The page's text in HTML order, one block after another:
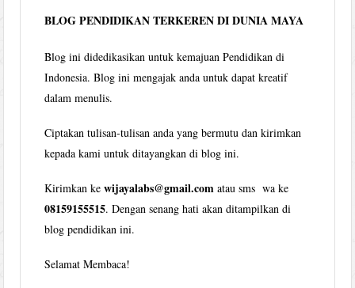
BLOG PENDIDIKAN TERKEREN DI DUNIA MAYA
Blog ini didedikasikan untuk kemajuan Pendidikan di
Indonesia. Blog ini mengajak anda untuk dapat kreatif
dalam menulis.
Ciptakan tulisan-tulisan anda yang bermutu dan kirimkan
kepada kami untuk ditayangkan di blog ini.
Kirimkan kewijayalabs@gmail.com atau sms wa ke
08159155515. Dengan senang hati akan ditampilkan di
blog pendidikan ini.
Selamat Membaca!